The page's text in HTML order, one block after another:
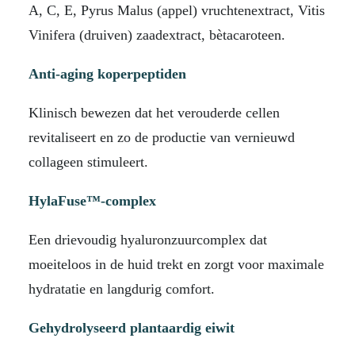
A, C, E, Pyrus Malus (appel) vruchtenextract, Vitis
Vinifera (druiven) zaadextract, bètacaroteen.
Anti-aging koperpeptiden
Klinisch bewezen dat het verouderde cellen
revitaliseert en zo de productie van vernieuwd
collageen stimuleert.
HylaFuse™-complex
Een drievoudig hyaluronzuurcomplex dat
moeiteloos in de huid trekt en zorgt voor maximale
hydratatie en langdurig comfort.
Gehydrolyseerd plantaardig eiwit